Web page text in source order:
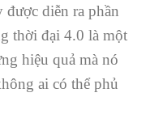
được diễn ra phần
thời đại 4.0 là một
hiệu quả mà nó
ai có thể phủ